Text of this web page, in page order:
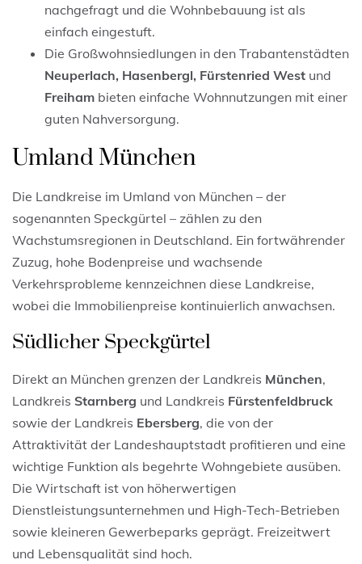
nachgefragt und die Wohnbebauung ist als
einfach eingestuft.
Die Großwohnsiedlungen in den Trabantenstädten
Neuperlach, Hasenbergl, Fürstenried West und
Freiham bieten einfache Wohnnutzungen mit einer
guten Nahversorgung.
Umland München
Die Landkreise im Umland von München – der
sogenannten Speckgürtel – zählen zu den
Wachstumsregionen in Deutschland. Ein fortwährender
Zuzug, hohe Bodenpreise und wachsende
Verkehrsprobleme kennzeichnen diese Landkreise,
wobei die Immobilienpreise kontinuierlich anwachsen.
Südlicher Speckgürtel
Direkt an München grenzen der Landkreis München,
Landkreis Starnberg und Landkreis Fürstenfeldbruck
sowie der Landkreis Ebersberg, die von der
Attraktivität der Landeshauptstadt profitieren und eine
wichtige Funktion als begehrte Wohngebiete ausüben.
Die Wirtschaft ist von höherwertigen
Dienstleistungsunternehmen und High-Tech-Betrieben
sowie kleineren Gewerbeparks geprägt. Freizeitwert
und Lebensqualität sind hoch.